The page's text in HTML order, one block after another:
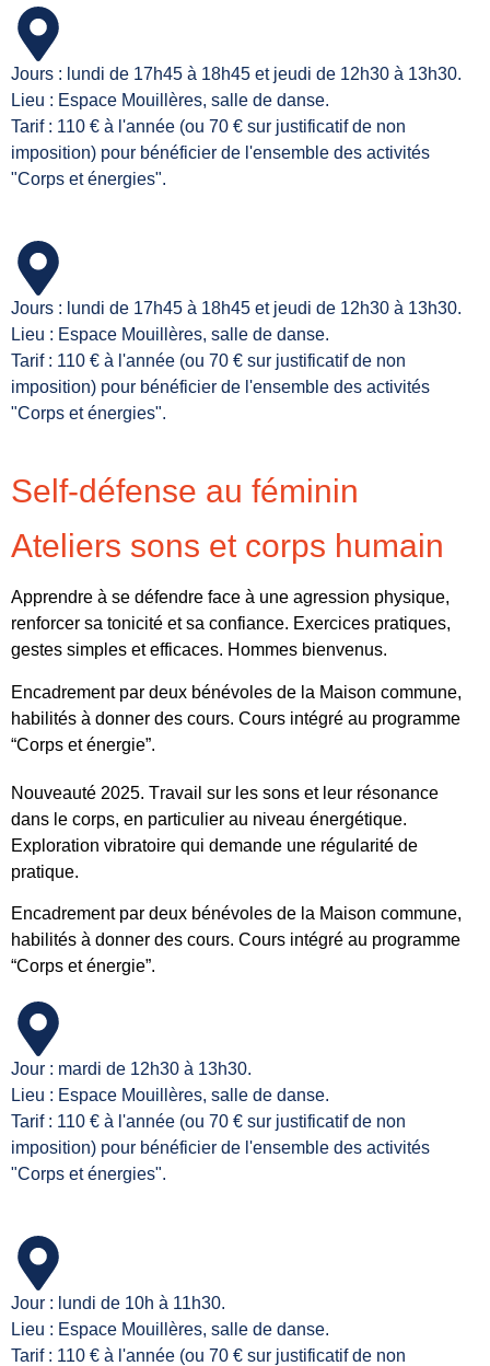
Jours : lundi de 17h45 à 18h45 et jeudi de 12h30 à 13h30.
Lieu : Espace Mouillères, salle de danse.
Tarif : 110 € à l'année (ou 70 € sur justificatif de non
imposition) pour bénéficier de l'ensemble des activités
"Corps et énergies".
Jours : lundi de 17h45 à 18h45 et jeudi de 12h30 à 13h30.
Lieu : Espace Mouillères, salle de danse.
Tarif : 110 € à l'année (ou 70 € sur justificatif de non
imposition) pour bénéficier de l'ensemble des activités
"Corps et énergies".
Self-défense au féminin
Ateliers sons et corps humain
Apprendre à se défendre face à une agression physique,
renforcer sa tonicité et sa confiance. Exercices pratiques,
gestes simples et efficaces. Hommes bienvenus.
Encadrement par deux bénévoles de la Maison commune,
habilités à donner des cours. Cours intégré au programme
“Corps et énergie”.
Nouveauté 2025. Travail sur les sons et leur résonance
dans le corps, en particulier au niveau énergétique.
Exploration vibratoire qui demande une régularité de
pratique.
Encadrement par deux bénévoles de la Maison commune,
habilités à donner des cours. Cours intégré au programme
“Corps et énergie”.
Jour : mardi de 12h30 à 13h30.
Lieu : Espace Mouillères, salle de danse.
Tarif : 110 € à l'année (ou 70 € sur justificatif de non
imposition) pour bénéficier de l'ensemble des activités
"Corps et énergies".
Jour : lundi de 10h à 11h30.
Lieu : Espace Mouillères, salle de danse.
Tarif : 110 € à l'année (ou 70 € sur justificatif de non